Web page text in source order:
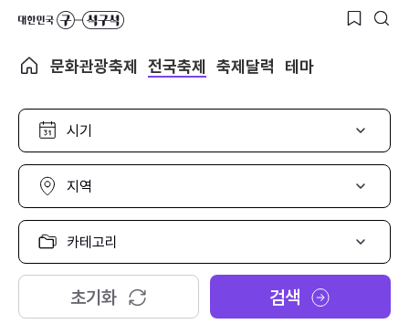
문화관광축제 전국축제 축제달력 테마
시
선
택
지
선
택
카
고
리
택
초기화 검색